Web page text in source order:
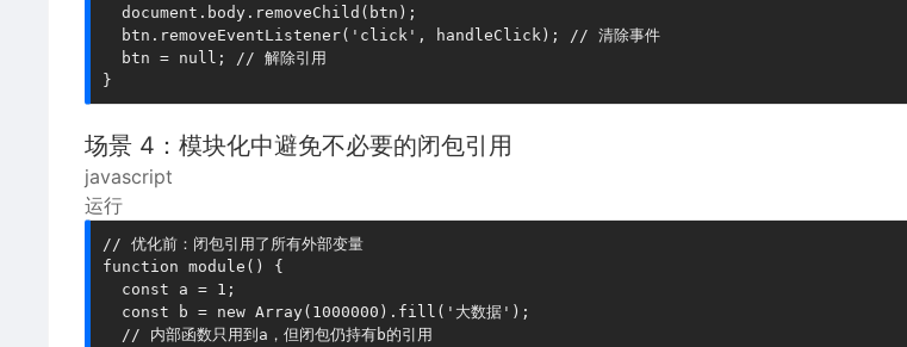
  document.body.removeChild(btn);
  btn.removeEventListener('click', handleClick); // 清除事件
  btn = null; // 解除引用
场景 4：模块化中避免不必要的闭包引用
javascript
运行
// 优化前：闭包引用了所有外部变量
function module() {
  const a = 1;
  const b = new Array(1000000).fill('大数据');
  // 内部函数只用到a，但闭包仍持有b的引用